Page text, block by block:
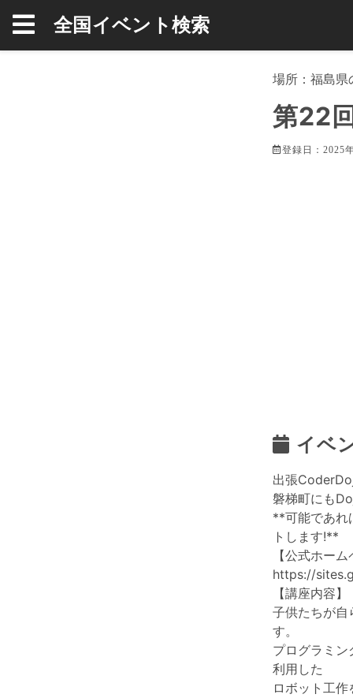
全国イベント検索
場所： 福島県
第22
登録日：2025
イベ
出張
磐梯町にも
**可能であれ
トします!**
【公式ホー
https://
【講座内容】
子供たちが自
す。
プログラミ
利用した
ロボット工